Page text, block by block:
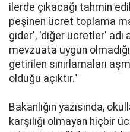
ilerde çıkacağı tahmin
peşinen ücret toplama
gider', 'diğer ücretler' adı
mevzuata uygun
getirilen sınırlamaları
olduğu açıktır."
Bakanlığın yazısında,
karşılığı olmayan hiçbir